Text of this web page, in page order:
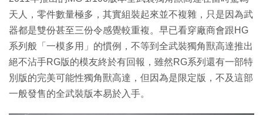
天人，零件數量極多，其實組裝起來並不複雜，只是因為武
器都是雙份甚至三份令感覺較重複。早已看穿廠商會跟HG
系列般「一模多用」的慣例，不等到全武裝獨角獸高達推出
絕不沾手RG版的模友終於有回報，雖然RG系列還有一部特
別版的完美可能性獨角獸高達，但因為是限定版，不及這部
一般發售的全武裝版本易於入手。